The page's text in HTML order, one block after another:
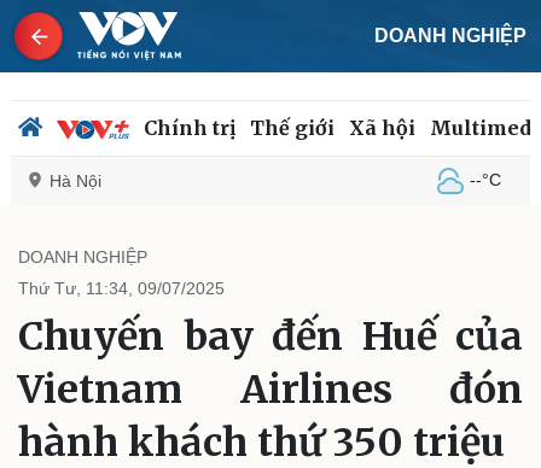
DOANH NGHIỆP
Chính trị Thế giới Xã hội
Hà Nội --°C
Chính trị
Đảng
Tổ chức nhân sự
Quốc hội
Nhận diện sự thật
Tin 24h
Dự báo thời tiết
Giáo dục
Dấu ấn VOV
Việc làm
Biển đảo
DOANH NGHIỆP
Thứ Tư, 11:34, 09/07/2025
Chuyến bay đến Huế của
Vietnam Airlines đón
hành khách thứ 350 triệu